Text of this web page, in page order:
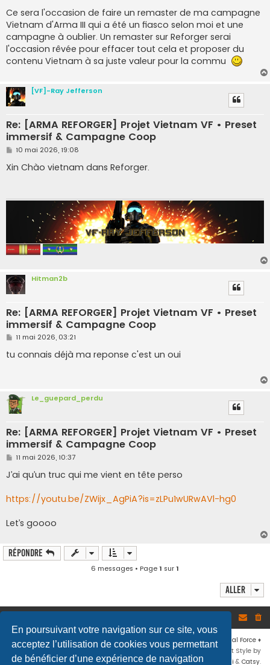
En poursuivant votre navigation sur ce site, vous
acceptez l’utilisation de cookies vous permettant
de bénéficier d’une expérience de navigation
g
e
Ce sera l'occasion de faire un remaster de ma campagne
Vietnam d'Arma III qui a été un fiasco selon moi et une
campagne à oublier. Un remaster sur Reforger serai
l'occasion rêvée pour effacer tout cela et proposer du
contenu Vietnam à sa juste valeur pour la commu
[VF]-Ray Jefferson
Re: [ARMA REFORGER] Projet Vietnam VF • Preset
immersif & Campagne Coop
M
s
s
10 mai 2026, 19:08
Xin Chào vietnam dans Reforger.
Hitman2b
Re: [ARMA REFORGER] Projet Vietnam VF • Preset
immersif & Campagne Coop
M
s
s
11 mai 2026, 03:21
tu connais déjà ma reponse c'est un oui
Le_guepard_perdu
Re: [ARMA REFORGER] Projet Vietnam VF • Preset
immersif & Campagne Coop
M
s
s
g
e
11 mai 2026, 10:37
J’ai qu’un truc qui me vient en tête perso
https://youtu.be/ZWijx_AgPiA?is=zLPu1wURwAVl-hg0
Let’s goooo
Répondre
6 messages • Page1 sur1
Aller
Développé par phpBB ® Forum Software © phpBB Limited ♦ © 2019 Virtual Force ♦
Communauté Steam♦Unité Arma3 ♦ Confidentialité♦Conditions♦
Flat Style by
Ian Bradley♦ Adapté par Mogwaii & Catsy.